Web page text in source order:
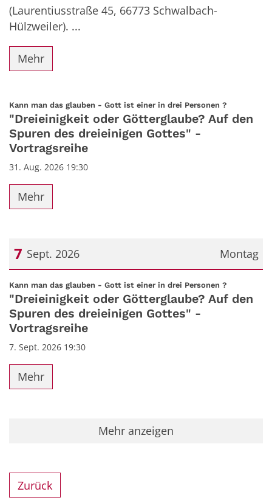
(Laurentiusstraße 45, 66773 Schwalbach-
Hülzweiler). ...
Mehr
Kann man das glauben - Gott ist einer in drei Personen ?
"Dreieinigkeit oder Götterglaube? Auf den
Spuren des dreieinigen Gottes" -
Vortragsreihe
31. Aug. 2026 19:30
Mehr
Montag
7 Sept. 2026
Datum: 7. September 2026
Kann man das glauben - Gott ist einer in drei Personen ?
"Dreieinigkeit oder Götterglaube? Auf den
Spuren des dreieinigen Gottes" -
Vortragsreihe
7. Sept. 2026 19:30
Mehr
Mehr anzeigen
Zurück